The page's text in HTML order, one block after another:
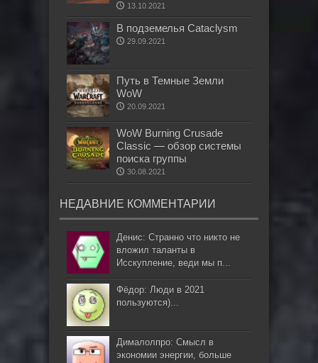
13.10.2021
В подземелья Cataclysm
29.09.2021
Путь в Темные Земли
WoW
20.09.2021
WoW Burning Crusade
Classic — обзор системы
поиска группы
30.08.2021
НЕДАВНИЕ КОММЕНТАРИИ
Денис: Странно что никто не
вложил таланты в
Исскупление, веди мы п...
Фёдор: Люди в 2021
пользуются)...
Дималолпро: Смысл в
экономии энергии, больше